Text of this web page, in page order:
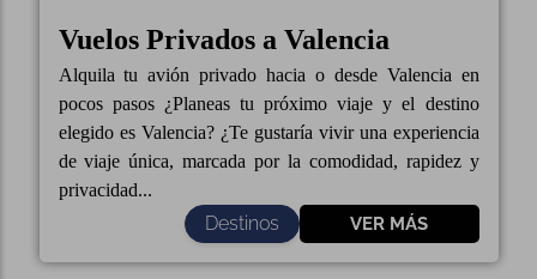
Vuelos Privados a Valencia
Alquila tu avión privado hacia o desde Valencia en
pocos pasos ¿Planeas tu próximo viaje y el destino
elegido es Valencia? ¿Te gustaría vivir una experiencia
de viaje única, marcada por la comodidad, rapidez y
privacidad...
Destinos VER MÁS